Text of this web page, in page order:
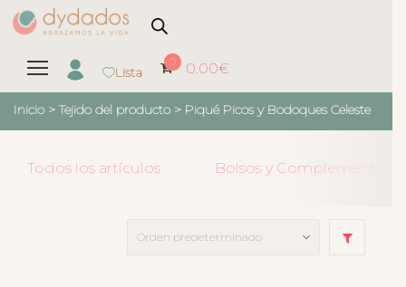
Lista
0 0.00€
Inicio > Tejido del producto > Piqué Picos y Bodoques Celeste
Todos los artículos Bolsos y Complementos